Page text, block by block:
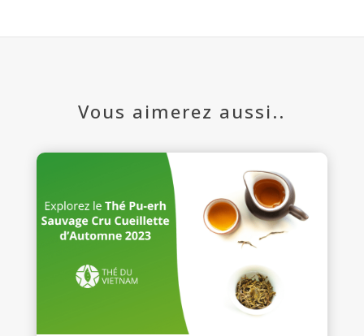
Vous aimerez aussi..